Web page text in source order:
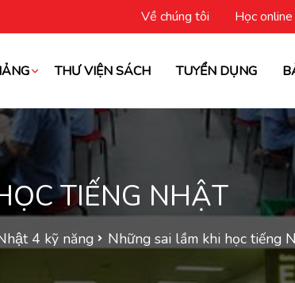
Về chúng tôi Học online
THƯ VIỆN SÁCH TUYỂN DỤNG
TIẾNG NHẬT
4 kỹ năng Những sai lầm khi học tiếng